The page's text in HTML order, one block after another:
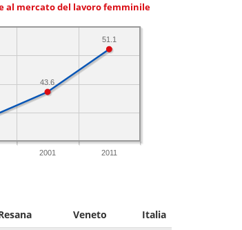
al mercato del lavoro femminile
2001 2011
51.1
43.6
Veneto Italia